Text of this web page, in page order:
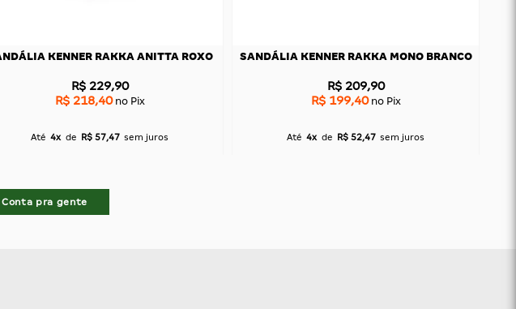
KENNER RAKKA ANITTA ROXO
R$ 229,90
R$ 218,40no Pix
Até 4x de R$ 57,47 sem juros
SANDÁLIA KENNER RAKKA MONO BRANCO
R$ 209,90
R$ 199,40no Pix
Até 4x de R$ 52,47 sem juros
Conta pra gente